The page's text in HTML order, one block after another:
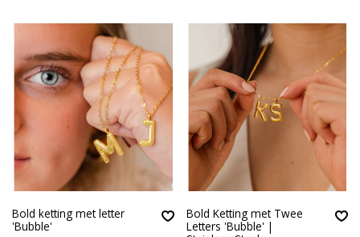
Bold ketting met letter
'Bubble'
Bold Ketting met Twee
Letters 'Bubble' |